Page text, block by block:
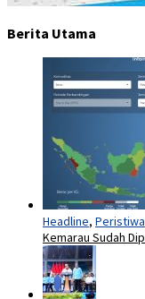
Headline
Kemarau Sudah
Headline, Peristiwa
Gema Sukses